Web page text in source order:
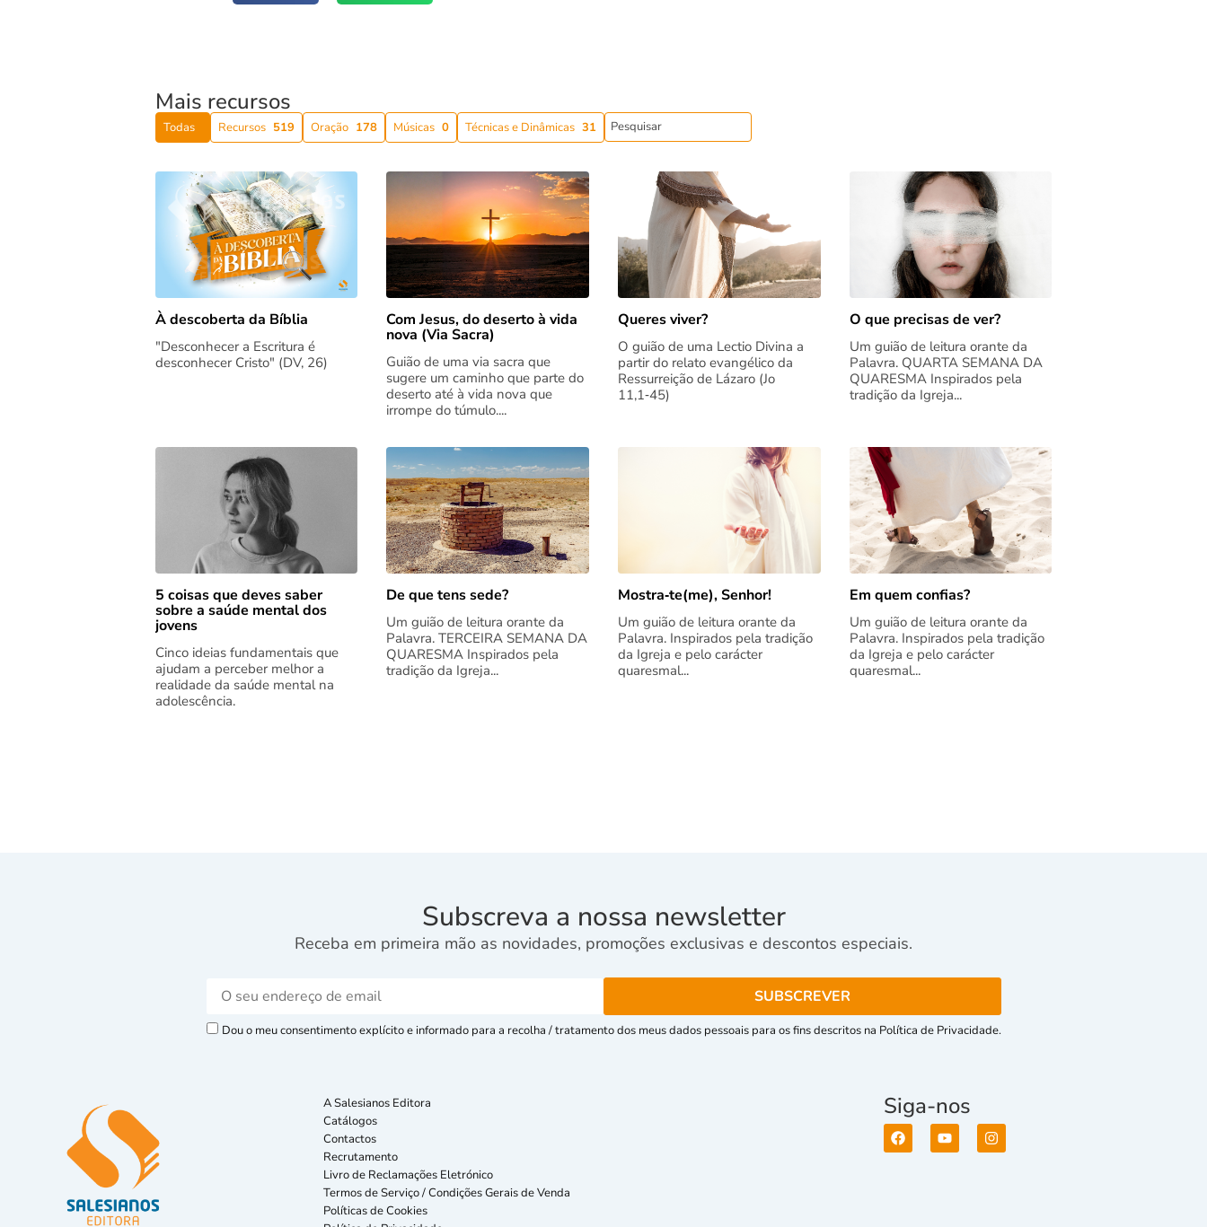
Mais recursos
Todas Recursos 519 Oração 178 Músicas 0 Técnicas e Dinâmicas 31
À descoberta da Bíblia
"Desconhecer a Escritura é
desconhecer Cristo" (DV, 26)
Com Jesus, do deserto à vida
nova (Via Sacra)
Guião de uma via sacra que
sugere um caminho que parte do
deserto até à vida nova que
irrompe do túmulo....
Queres viver?
O guião de uma Lectio Divina a
partir do relato evangélico da
Ressurreição de Lázaro (Jo
11,1‑45)
O que precisas de ver?
Um guião de leitura orante da
Palavra. QUARTA SEMANA DA
QUARESMA Inspirados pela
tradição da Igreja...
5 coisas que deves saber
sobre a saúde mental dos
jovens
Cinco ideias fundamentais que
ajudam a perceber melhor a
realidade da saúde mental na
adolescência.
De que tens sede?
Um guião de leitura orante da
Palavra. TERCEIRA SEMANA DA
QUARESMA Inspirados pela
tradição da Igreja...
Mostra‑te(me), Senhor!
Um guião de leitura orante da
Palavra. Inspirados pela tradição
da Igreja e pelo carácter
quaresmal...
Em quem confias?
Um guião de leitura orante da
Palavra. Inspirados pela tradição
da Igreja e pelo carácter
quaresmal...
Subscreva a nossa newsletter
Receba em primeira mão as novidades, promoções exclusivas e descontos especiais.
Dou o meu consentimento explícito e informado para a recolha / tratamento dos meus dados pessoais para os fins descritos na Política de Privacidade.
A Salesianos Editora
Catálogos
Contactos
Recrutamento
Livro de Reclamações Eletrónico
Termos de Serviço / Condições Gerais de Venda
Políticas de Cookies
Siga-nos